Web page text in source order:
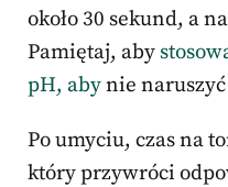
około 30 sekund, a
Pamiętaj, aby
pH, abynie
Po umyciu, czas na
który przywróci